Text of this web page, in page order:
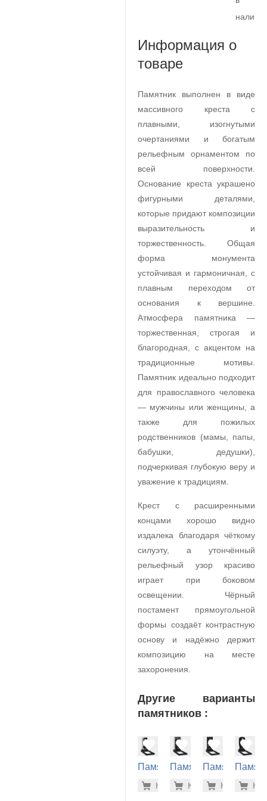
Информация о
товаре
Памятник выполнен в виде
массивного креста с
плавными, изогнутыми
очертаниями и богатым
рельефным орнаментом по
всей поверхности.
Основание креста украшено
фигурными деталями,
которые придают композиции
выразительность и
торжественность. Общая
форма монумента
устойчивая и гармоничная, с
плавным переходом от
основания к вершине.
Атмосфера памятника —
торжественная, строгая и
благородная, с акцентом на
традиционные мотивы.
Памятник идеально подходит
для православного человека
— мужчины или женщины, а
также для пожилых
родственников (мамы, папы,
бабушки, дедушки),
подчеркивая глубокую веру и
уважение к традициям.
Крест с расширенными
концами хорошо видно
издалека благодаря чёткому
силуэту, а утончённый
рельефный узор красиво
играет при боковом
освещении. Чёрный
постамент прямоугольной
формы создаёт контрастную
основу и надёжно держит
композицию на месте
захоронения.
Другие варианты
памятников :
Памятник
могилу
-7% 48.600
Купить
Памятник
могилу
-7%
Купить
Памятник
могилу
-
Купитьмогилу